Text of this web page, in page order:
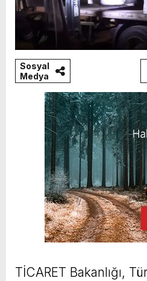
Sosyal
Medya
TİCARET Bakanlığı,